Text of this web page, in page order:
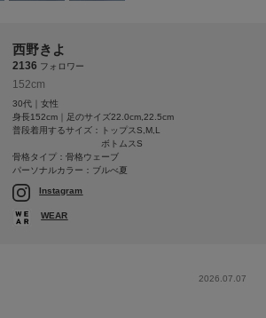
西野きよ
2136 フォロワー
152cm
30代｜女性
身長152cm｜足のサイズ22.0cm,22.5cm
普段着用するサイズ：
トップスS,M,L
ボトムスS
骨格タイプ：骨格ウェーブ
パーソナルカラー：ブルべ夏
Instagram
WEAR
2026.07.07